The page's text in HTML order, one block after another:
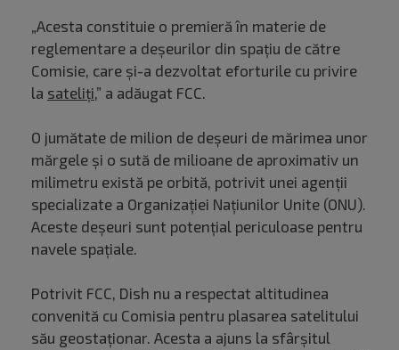
„Acesta constituie o premieră în materie de
reglementare a deşeurilor din spaţiu de către
Comisie, care şi-a dezvoltat eforturile cu privire
la sateliţi,” a adăugat FCC.
O jumătate de milion de deşeuri de mărimea unor
mărgele şi o sută de milioane de aproximativ un
milimetru există pe orbită, potrivit unei agenţii
specializate a Organizaţiei Naţiunilor Unite (ONU).
Aceste deşeuri sunt potenţial periculoase pentru
navele spaţiale.
Potrivit FCC, Dish nu a respectat altitudinea
convenită cu Comisia pentru plasarea satelitului
său geostaţionar. Acesta a ajuns la sfârşitul